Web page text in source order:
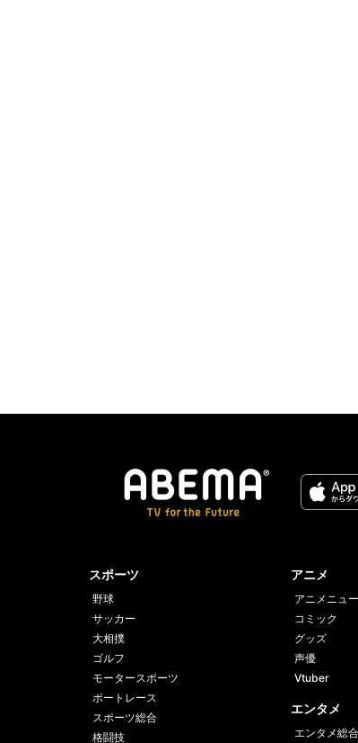
スポーツ
野球
サッカー
大相撲
ゴルフ
モータースポーツ
ボートレース
スポーツ総合
格闘技
アニメ
アニメニュ
コミック
グッズ
声優
Vtuber
エンタメ
エンタメ総合